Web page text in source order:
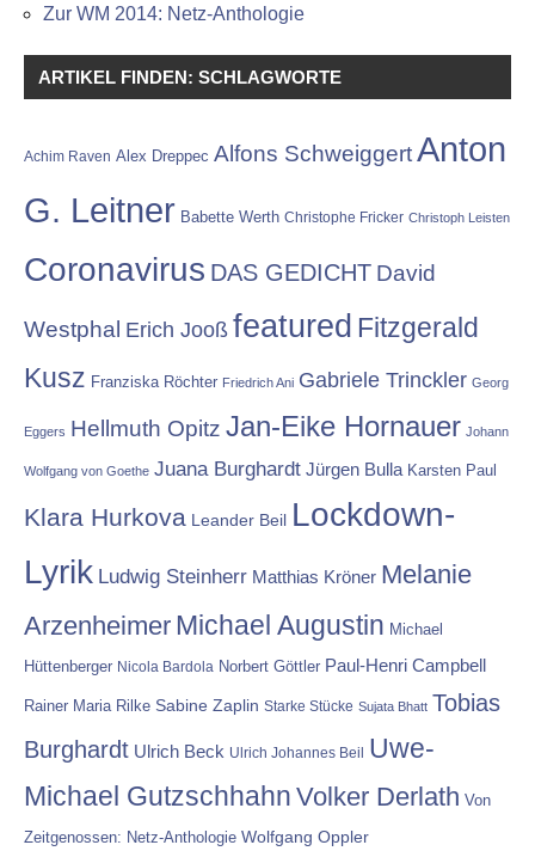
Zur WM 2014: Netz-Anthologie
ARTIKEL FINDEN: SCHLAGWORTE
Achim Raven Alex Dreppec Alfons SchweiggertAnton
G. Leitner Babette Werth Christophe Fricker Christoph Leisten
Coronavirus DAS GEDICHT David
Westphal Erich Jooß featured Fitzgerald
Kusz Franziska Röchter Friedrich Ani Gabriele Trinckler Georg
Eggers Hellmuth Opitz Jan-Eike Hornauer Johann
Wolfgang von Goethe Juana Burghardt Jürgen Bulla Karsten Paul
Klara Hurkova Leander Beil Lockdown-
Lyrik Ludwig Steinherr Matthias Kröner Melanie
Arzenheimer Michael Augustin Michael
Hüttenberger Nicola Bardola Norbert Göttler Paul-Henri Campbell
Rainer Maria Rilke Sabine Zaplin Starke Stücke Sujata Bhatt Tobias
Burghardt Ulrich Beck Ulrich Johannes Beil Uwe-
Michael Gutzschhahn Volker Derlath Von
Zeitgenossen: Netz-Anthologie Wolfgang Oppler